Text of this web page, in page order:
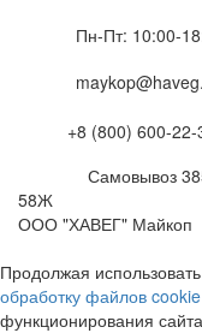
Пн-Пт: 10:00-
+8 (800) 600-22-
Самовывоз
58Ж
ООО "ХАВЕГ" Майкоп
Продолжая
обработку файлов
функционирования